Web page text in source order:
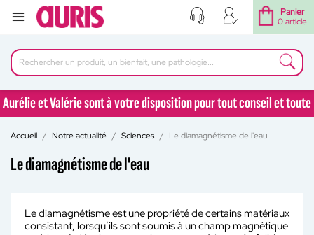
Panier
0 article
Aurélie et Valérie sont à votre disposition pour tout conseil et toute
question au 04 77 92 30 90
Aurélie et Valérie sont à votre disposition pour tout conseil et toute
question au 04 77 92 30 90
Accueil Notre actualité Sciences Le diamagnétisme de l'eau
Le diamagnétisme de l'eau
Le diamagnétisme est une propriété de certains matériaux
consistant, lorsqu’ils sont soumis à un champ magnétique